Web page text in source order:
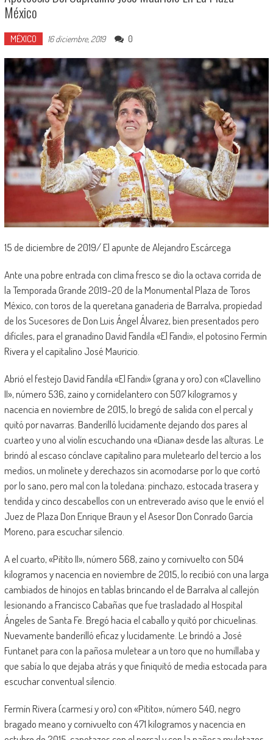
México
MÉXICO 16 diciembre, 2019 0
15 de diciembre de 2019/ El apunte de Alejandro Escárcega
Ante una pobre entrada con clima fresco se dio la octava corrida de
la Temporada Grande 2019-20 de la Monumental Plaza de Toros
México, con toros de la queretana ganaderia de Barralva, propiedad
de los Sucesores de Don Luis Ángel Álvarez, bien presentados pero
difíciles, para el granadino David Fandila «El Fandi», el potosino Fermín
Rivera y el capitalino José Mauricio.
Abrió el festejo David Fandila «El Fandi» (grana y oro) con «Clavellino
II», número 536, zaino y cornidelantero con 507 kilogramos y
nacencia en noviembre de 2015, lo bregó de salida con el percal y
quitó por navarras. Banderilló lucidamente dejando dos pares al
cuarteo y uno al violín escuchando una «Diana» desde las alturas. Le
brindó al escaso cónclave capitalino para muletearlo del tercio a los
medios, un molinete y derechazos sin acomodarse por lo que cortó
por lo sano, pero mal con la toledana: pinchazo, estocada trasera y
tendida y cinco descabellos con un entreverado aviso que le envió el
Juez de Plaza Don Enrique Braun y el Asesor Don Conrado García
Moreno, para escuchar silencio.
A el cuarto, «Pitito II», número 568, zaino y cornivuelto con 504
kilogramos y nacencia en noviembre de 2015, lo recibió con una larga
cambiados de hinojos en tablas brincando el de Barralva al callejón
lesionando a Francisco Cabañas que fue trasladado al Hospital
Ángeles de Santa Fe. Bregó hacia el caballo y quitó por chicuelinas.
Nuevamente banderilló eficaz y lucidamente. Le brindó a José
Funtanet para con la pañosa muletear a un toro que no humillaba y
que sabía lo que dejaba atrás y que finiquitó de media estocada para
escuchar conventual silencio.
Fermín Rivera (carmesí y oro) con «Pitito», número 540, negro
bragado meano y cornivuelto con 471 kilogramos y nacencia en